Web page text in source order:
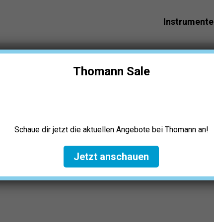
Instrumente
Thomann Sale
Schaue dir jetzt die aktuellen Angebote bei Thomann an!
Jetzt anschauen